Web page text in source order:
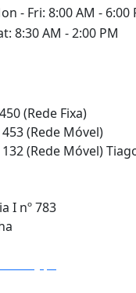
- Fri: 8:00 AM - 6:00
8:30 AM - 2:00 PM
(Rede Fixa)
(Rede Móvel)
(Rede Móvel)
I nº 783